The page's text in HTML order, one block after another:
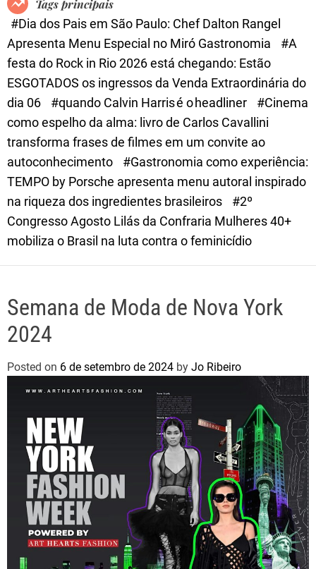
e
Tags principais
#Dia dos Pais em São Paulo: Chef Dalton Rangel
Apresenta Menu Especial no Miró Gastronomia
#A
festa do Rock in Rio 2026 está chegando: Estão
ESGOTADOS os ingressos da Venda Extraordinária do
dia 06
#quando Calvin Harris é o headliner
#Cinema
como espelho da alma: livro de Carlos Cavallini
transforma frases de filmes em um convite ao
autoconhecimento
#Gastronomia como experiência:
TEMPO by Porsche apresenta menu autoral inspirado
na riqueza dos ingredientes brasileiros
#2º
Congresso Agosto Lilás da Confraria Mulheres 40+
mobiliza o Brasil na luta contra o feminicídio
Semana de Moda de Nova York
2024
Posted on 6 de setembro de 2024 by Jo Ribeiro